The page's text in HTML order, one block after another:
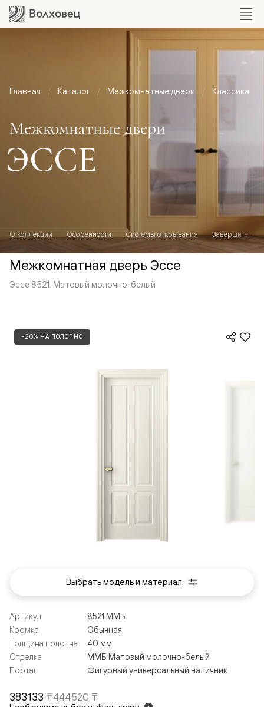
Главная Каталог Межкомнатные двери Классика
Межкомнатные двери
ЭССЕ
О коллекции Особенности Системы открывания Завершите
Межкомнатная дверь Эссе
Эссе 8521. Матовый молочно-белый
-20% НА ПОЛОТНО
383 133 ₸444 520 ₸
Артикул
8521 ММБ
Кромка
Обычная
Толщина полотна
40 мм
Отделка
ММБ Матовый молочно-белый
Портал
Фигурный универсальный наличник
Выбрать модель и материал